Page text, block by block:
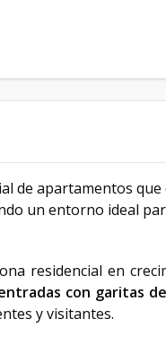
de apartamentos
un entorno ideal
residencial en
con garitas
y visitantes.